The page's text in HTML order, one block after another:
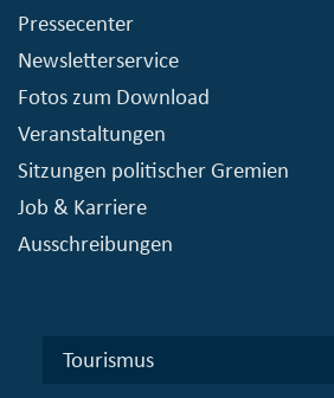
Pressecenter
Newsletterservice
Fotos zum Download
Veranstaltungen
Sitzungen politischer Gremien
Job & Karriere
Ausschreibungen
Tourismus